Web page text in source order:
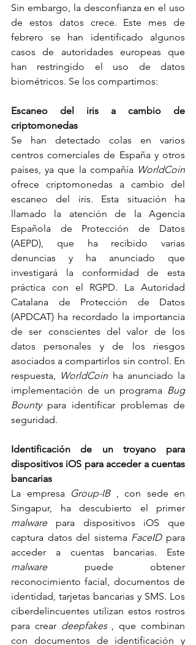
Sin embargo, la desconfianza en el uso
de estos datos crece. Este mes de
febrero se han identificado algunos
casos de autoridades europeas que
han restringido el uso de datos
biométricos. Se los compartimos:
Escaneo del iris a cambio de
criptomonedas
Se han detectado colas en varios
centros comerciales de España y otros
países, ya que la compañía WorldCoin
ofrece criptomonedas a cambio del
escaneo del iris. Esta situación ha
llamado la atención de la Agencia
Española de Protección de Datos
(AEPD), que ha recibido varias
denuncias y ha anunciado que
investigará la conformidad de esta
práctica con el RGPD. La Autoridad
Catalana de Protección de Datos
(APDCAT) ha recordado la importancia
de ser conscientes del valor de los
datos personales y de los riesgos
asociados a compartirlos sin control. En
respuesta, WorldCoin ha anunciado la
implementación de un programa Bug
Bounty para identificar problemas de
seguridad.
Identificación de un troyano para
dispositivos iOS para acceder a cuentas
bancarias
La empresa Group-IB , con sede en
malware para dispositivos iOS que
captura datos del sistema FaceID para
malware puede obtener
reconocimiento facial, documentos de
identidad, tarjetas bancarias y SMS. Los
ciberdelincuentes utilizan estos rostros
para crear deepfakes , que combinan
con documentos de identificación y